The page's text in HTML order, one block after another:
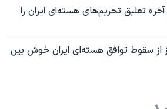
آخر» تعلیق تحریم‌های هسته‌ای ایران را
از سقوط توافق هسته‌ای ایران خوش بین